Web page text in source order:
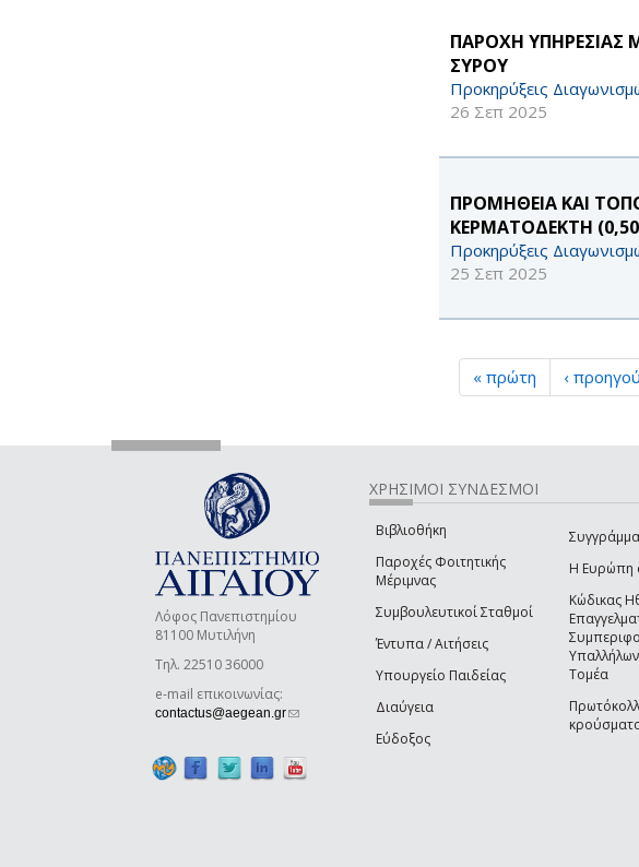
ΠΑΡΟΧΗ ΥΠΗΡΕΣΙΑΣ
ΣΥΡΟΥ
Προκηρύξεις
26 Σεπ 2025
ΠΡΟΜΗΘΕΙΑ ΚΑΙ
ΚΕΡΜΑΤΟΔΕΚΤΗ
Προκηρύξεις
25 Σεπ 2025
« πρώτη ‹
Λόφος Πανεπιστημίου
81100 Μυτιλήνη
Τηλ. 22510 36000
e-mail επικοινωνίας:
contactus@aegean.gr(link sends e-mail)
ΧΡΗΣΙΜΟΙ ΣΥΝΔΕΣΜΟΙ
Βιβλιοθήκη
Παροχές Φοιτητικής
Μέριμνας
Συμβουλευτικοί Σταθμοί
Έντυπα / Αιτήσεις
Υπουργείο Παιδείας
Διαύγεια
Εύδοξος
Η Ευρώπη
Κώδικας
Τομέα